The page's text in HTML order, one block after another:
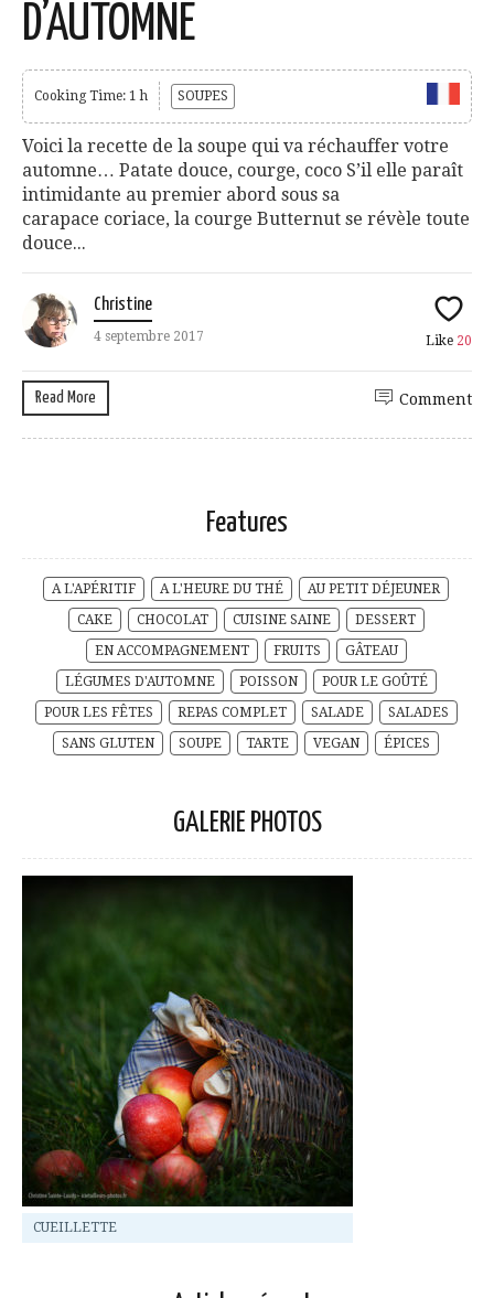
D’AUTOMNE
Cooking Time: 1 h SOUPES
Voici la recette de la soupe qui va réchauffer votre
automne… Patate douce, courge, coco S’il elle paraît
intimidante au premier abord sous sa
carapace coriace, la courge Butternut se révèle toute
douce...
Christine
4 septembre 2017 Like 20
Read More Comment
Features
A L'APÉRITIF A L'HEURE DU THÉ
AU PETIT DÉJEUNER
CAKE
CHOCOLAT CUISINE SAINE
DESSERT
EN ACCOMPAGNEMENT
FRUITS
GÂTEAU
LÉGUMES D'AUTOMNE
POISSON
POUR LE GOÛTÉ
POUR LES FÊTES
REPAS COMPLET SALADE
SALADES
SANS GLUTEN
SOUPE TARTE VEGAN ÉPICES
GALERIE PHOTOS
CUEILLETTE